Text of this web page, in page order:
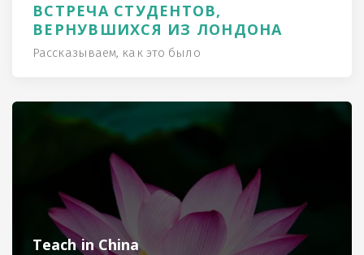
ВСТРЕЧА СТУДЕНТОВ,
ВЕРНУВШИХСЯ ИЗ ЛОНДОНА
Рассказываем, как это было
Teach in China